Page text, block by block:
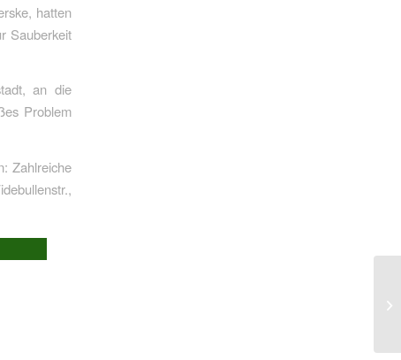
hatten
Sauberkeit
an die
Problem
Zahlreiche